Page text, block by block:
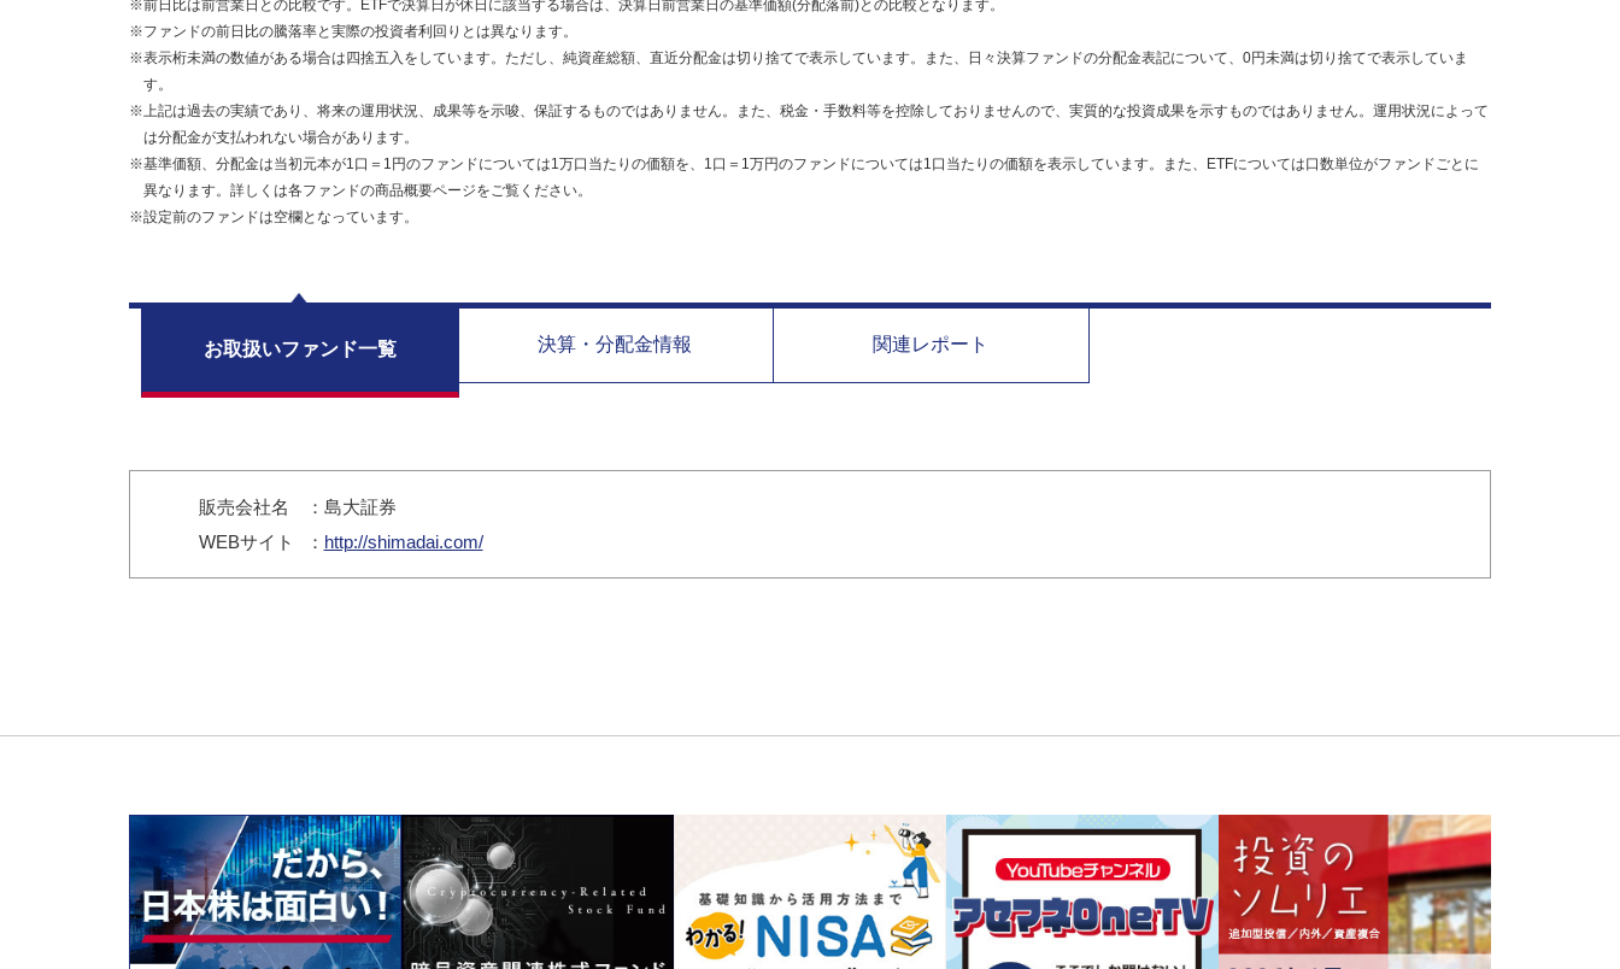
※前日比は前営業日との比較です。ETFで決算日が休日に該当する場合は、決算日前営業日の基準価額(分配落前)との比較となります。
※ファンドの前日比の騰落率と実際の投資者利回りとは異なります。
※表示桁未満の数値がある場合は四捨五入をしています。ただし、純資産総額、直近分配金は切り捨てで表示しています。また、日々決算ファンドの分配金表記について、0円未満は切り捨てで表示していま
す。
※上記は過去の実績であり、将来の運用状況、成果等を示唆、保証するものではありません。また、税金・手数料等を控除しておりませんので、実質的な投資成果を示すものではありません。運用状況によって
は分配金が支払われない場合があります。
※基準価額、分配金は当初元本が1口＝1円のファンドについては1万口当たりの価額を、1口＝1万円のファンドについては1口当たりの価額を表示しています。また、ETFについては口数単位がファンドごとに
異なります。詳しくは各ファンドの商品概要ページをご覧ください。
※設定前のファンドは空欄となっています。
お取扱いファンド一覧 決算・分配金情報 関連レポート
販売会社名
：島大証券
WEBサイト ： http://shimadai.com/